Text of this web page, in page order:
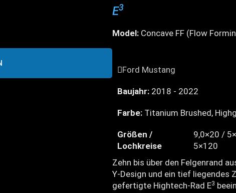
E3
Model: Concave FF (Flow
Ford Mustang
Baujahr: 2018 - 2022
Farbe: Titanium Brushed,
Größen /
Lochkreise
9,0×20 /
5×120
Zehn bis über den Felgenrand
Y-Design und ein tief liegendes
gefertigte Hightech-Rad E3